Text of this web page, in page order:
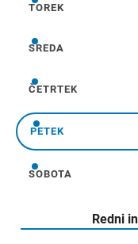
torek
TOREK
sreda
SREDA
četrtek
ČETRTEK
petek
PETEK
sobota
SOBOTA
Redni